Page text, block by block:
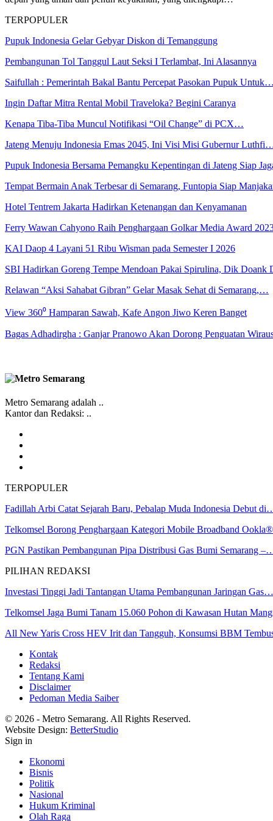
TERPOPULER
Pupuk Indonesia Gelar Gebyar Diskon di Temanggung
Pembangunan Tol Tanggul Laut Seksi I Terlambat, Ini Alasannya
Saifullah : Pemerintah Bakal Bantu Percepat Pasokan Pupuk Untuk…
Ingin Daftar Mitra Rental Mobil Traveloka? Begini Caranya
Kenapa Tiba-Tiba Muncul Notifikasi “Oil Change” di PCX…
Jateng Menuju Indonesia Emas 2045, Ini Visi Misi Gubernur
Pupuk Indonesia Bersama Pemangku Kepentingan di Jateng Siap
Tempat Bermain Anak Terbesar di Semarang, Funtopia Siap
Hotel Tentrem Jakarta Hadirkan Ketenangan dan Kenyamanan
Ferry Wawan Cahyono Raih Penghargaan Golkar Media Award
KAI Daop 4 Layani 51 Ribu Wisman pada Semester I 2026
SBI Hadirkan Goreng Tempe Mendoan Pakai Spirulina, Dik Doank
Relawan “Aksi Sahabat Gibran” Gelar Masak Sehat di Semarang,…
View 360⁰ Hamparan Sawah, Kafe Angon Jiwo Keren Banget
Bagas Adhadirgha : Ganjar Pranowo Akan Dorong Penguatan
Metro Semarang adalah ..
Kantor dan Redaksi: ..
TERPOPULER
Fadillah Arbi Catat Sejarah Baru, Pebalap Muda Indonesia Debut
Telkomsel Borong Penghargaan Kategori Mobile Broadband
PGN Pastikan Pembangunan Pipa Distribusi Gas Bumi Semarang
PILIHAN REDAKSI
Investasi Tinggi Jadi Tantangan Utama Pembangunan Jaringan Gas…
Telkomsel Jaga Bumi Tanam 15.060 Pohon di Kawasan Hutan
All New Yaris Cross HEV Irit dan Tangguh, Konsumsi BBM
Kontak
Redaksi
Tentang Kami
Disclaimer
Pedoman Media Saiber
© 2026 - Metro Semarang. All Rights Reserved.
Website Design: BetterStudio
Sign in
Ekonomi
Bisnis
Politik
Nasional
Hukum Kriminal
Olah Raga